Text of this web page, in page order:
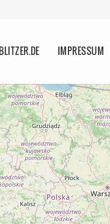
BLITZER.DE IMPRESSUM